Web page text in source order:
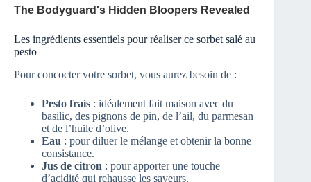
Les ingrédients essentiels pour réaliser ce sorbet salé au
pesto
Pour concocter votre sorbet, vous aurez besoin de :
Pesto frais : idéalement fait maison avec du
basilic, des pignons de pin, de l’ail, du parmesan
et de l’huile d’olive.
Eau : pour diluer le mélange et obtenir la bonne
consistance.
Jus de citron : pour apporter une touche
d’acidité qui rehausse les saveurs.